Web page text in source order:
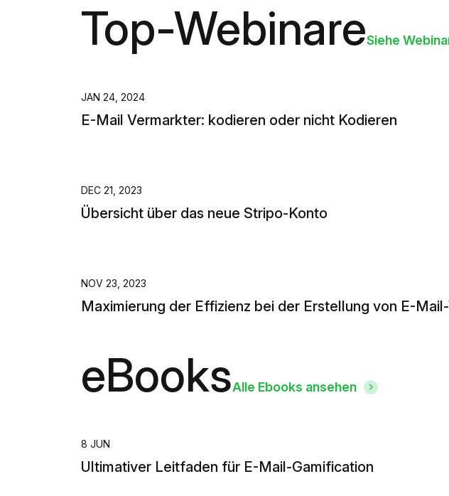
Top-WebinareSiehe
JAN 24, 2024
E-Mail Vermarkter: kodieren oder nicht Kodieren
DEC 21, 2023
Übersicht über das neue Stripo-Konto
NOV 23, 2023
Maximierung der Effizienz bei der Erstellung von E-
eBooksAlle Ebooks ansehen
8 JUN
Ultimativer Leitfaden für E-Mail-Gamification